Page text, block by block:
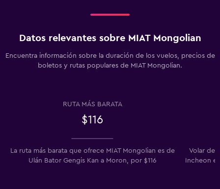
Datos relevantes sobre MIAT Mongolian
Encuentra información sobre la duración de los vuelos, precios de
boletos y rutas populares de MIAT Mongolian.
RUTA MÁS BARATA
$116
La ruta más barata que ofrece MIAT Mongolian es de
Ulán Bator Gengis Kan a Moron, por $116
Volar de
Incheon